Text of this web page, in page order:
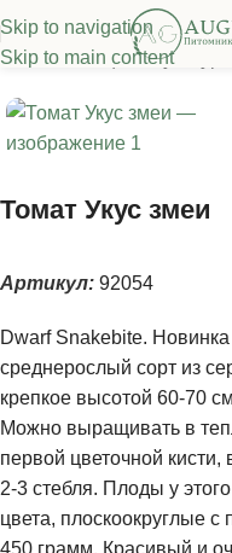
Skip to navigation
Skip to main content
овощных культур
Томат Укус змеи
Артикул: 92054
Dwarf Snakebite.
среднерослый сорт из
крепкое высотой 60-70
Можно выращивать в
первой цветочной кисти,
2-3 стебля. Плоды у
цвета, плоскоокруглые
450 грамм. Красивый и